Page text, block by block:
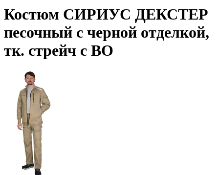
Костюм СИРИУС ДЕКСТЕР
песочный с черной отделкой,
тк. стрейч с ВО